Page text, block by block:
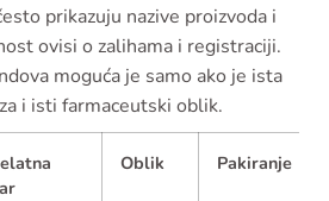
prikazuju nazive proizvoda i
ovisi o zalihama i registraciji.
moguća je samo ako je ista
i isti farmaceutski oblik.
Oblik Pakiranje